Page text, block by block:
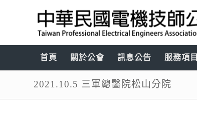
首頁 關於公會 訊息公告 服務項目
2021.10.5 三軍總醫院松山分院